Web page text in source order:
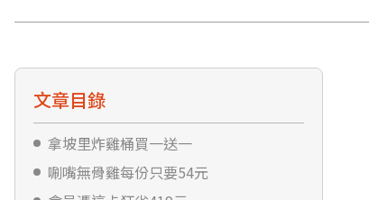
文章目錄
拿坡里炸雞桶買一送一
唰嘴無骨雞每份只要54元